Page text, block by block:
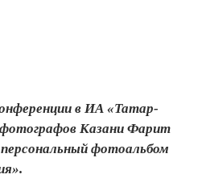
в ИА «Татар-
Казани Фарит
персональный фотоальбом